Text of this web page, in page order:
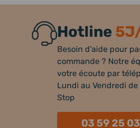
Hotline
Besoin d'aide pour
commande ? Notre
votre écoute par
Lundi au Vendredi de
Stop
03 59 25